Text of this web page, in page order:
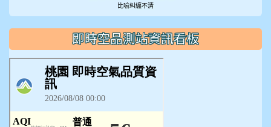
比喻糾纏不清
即時空品測站資訊看板